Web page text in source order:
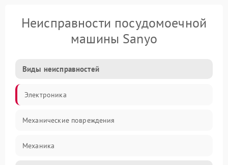
Неисправности посудомоечной
машины Sanyo
Виды неисправностей
Электроника
Механические повреждения
Механика